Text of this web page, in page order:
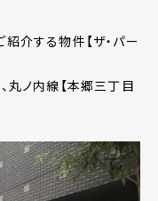
介する物件【ザ・パー
丸ノ内線【本郷三丁目